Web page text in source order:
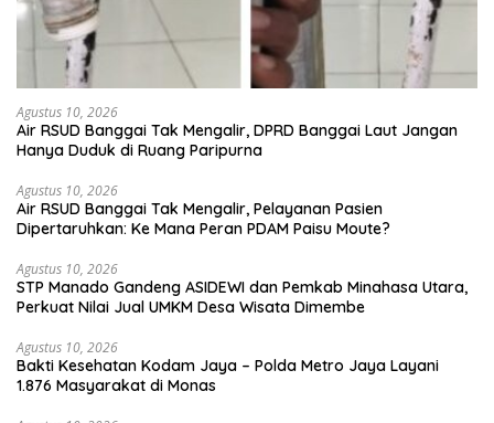
Agustus 10, 2026
Air RSUD Banggai Tak Mengalir, DPRD Banggai Laut Jangan
Hanya Duduk di Ruang Paripurna
Agustus 10, 2026
Air RSUD Banggai Tak Mengalir, Pelayanan Pasien
Dipertaruhkan: Ke Mana Peran PDAM Paisu Moute?
Agustus 10, 2026
‎STP Manado Gandeng ASIDEWI dan Pemkab Minahasa Utara,
Perkuat Nilai Jual UMKM Desa Wisata Dimembe
Agustus 10, 2026
Bakti Kesehatan Kodam Jaya – Polda Metro Jaya Layani
1.876 Masyarakat di Monas